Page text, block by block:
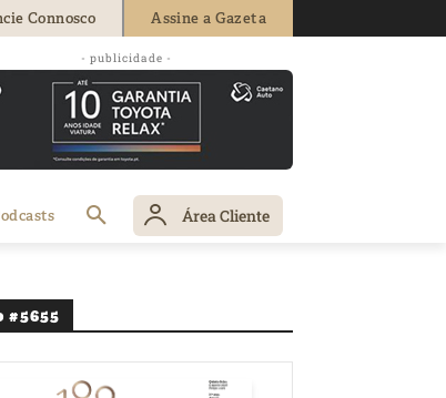
Connosco Assine a Gazeta
- publicidade -
Área Cliente
#5655